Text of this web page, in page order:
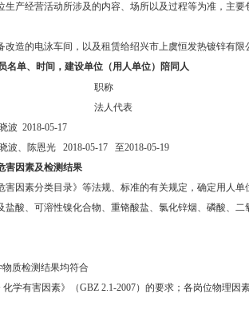
产经营活动所涉及的内容、场所以及过程等为准，主
造的电泳车间，以及租赁给绍兴市上虞恒发热镀锌有限
名单、时间，建设单位（用人单位）陪同人
职称
法人代表
波 2018-05-17
波、陈恩光 2018-05-17 至2018-05-19
害因素及检测结果
因素分类目录》等法规、标准的有关规定，确定用人单
酸、可溶性镍化合物、重铬酸盐、氯化锌烟、磷酸、二
质检测结果均符合
学有害因素》（GBZ 2.1-2007）的要求；各岗位物理